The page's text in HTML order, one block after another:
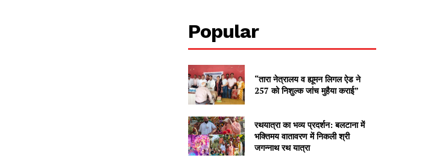
Popular
“तारा नेत्रालय व ह्यूमन लिगल ऐड ने
257 को निशुल्क जांच मुहैया कराई”
रथयात्रा का भव्य प्रदर्शन: बलटाना में
भक्तिमय वातावरण में निकली श्री
जगन्नाथ रथ यात्रा